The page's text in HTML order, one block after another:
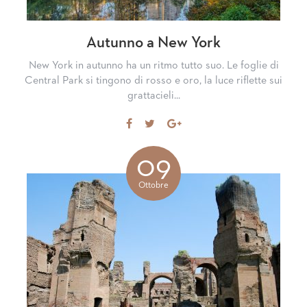
Autunno a New York
New York in autunno ha un ritmo tutto suo. Le foglie di
Central Park si tingono di rosso e oro, la luce riflette sui
grattacieli...
Share
Facebook
TweetShare
09
Ottobre